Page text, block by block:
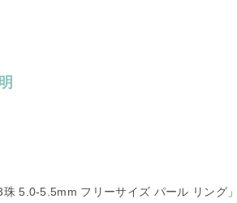
珠 5.0-5.5mm フリーサイズ パール リング